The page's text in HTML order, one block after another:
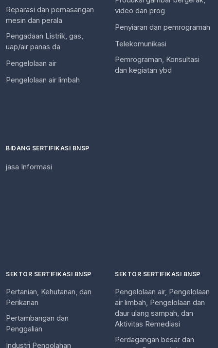
Reparasi dan pemasangan
mesin dan perala
Pengadaan Listrik, gas,
uap/air panas da
Pengelolaan air
Pengelolaan air limbah
video dan prog
Penyiaran dan pemrograman
Telekomunikasi
Pemrograman, Konsultasi
dan kegiatan ybd
BIDANG SERTIFIKASI BNSP
jasa Informasi
SEKTOR SERTIFIKASI BNSP
Pertanian, Kehutanan, dan
Perikanan
Pertambangan dan
Penggalian
Industri Pengolahan
SEKTOR SERTIFIKASI BNSP
Pengelolaan air, Pengelolaan
air limbah, Pengelolaan dan
daur ulang sampah, dan
Aktivitas Remediasi
Perdagangan besar dan